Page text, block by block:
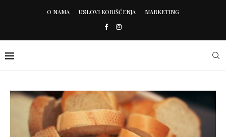
O NAMA USLOVI KORIŠĆENJA MARKETING